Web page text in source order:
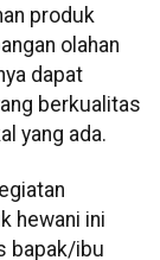
produk
olahan
dapat
berkualitas
yang ada.
hewani ini
bapak/ibu